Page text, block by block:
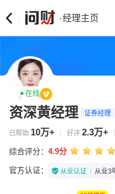
·经理主页
在线
资深黄经理 证券经理
已帮助 10万+ 好评 2.3万+
综合评分： 4.9分
官方认证： 从业认证 从业3